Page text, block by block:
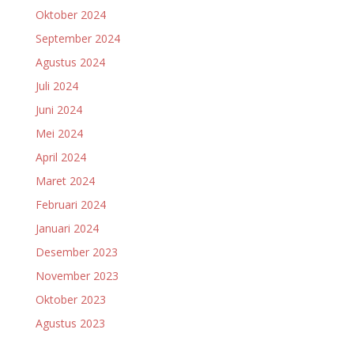
Oktober 2024
September 2024
Agustus 2024
Juli 2024
Juni 2024
Mei 2024
April 2024
Maret 2024
Februari 2024
Januari 2024
Desember 2023
November 2023
Oktober 2023
Agustus 2023